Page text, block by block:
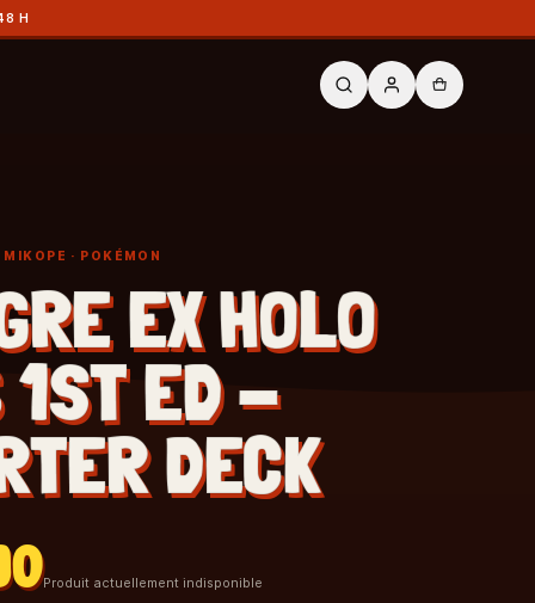
H
· POKÉMON
EX HOLO
ED -
DECK
Produit actuellement indisponible